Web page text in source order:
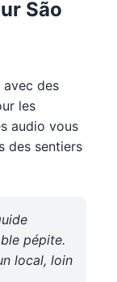
São
des
les
audio vous
des sentiers
pépite.
local, loin